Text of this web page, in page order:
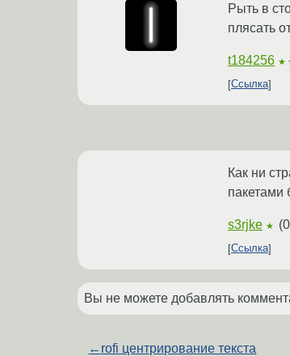
Рыть в
плясать
t184256
Ссылка
Как ни
пакетами
s3rjke ★ (
Ссылка
Вы не можете добавлять
← rofi центрирование текста